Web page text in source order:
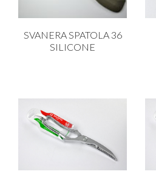
SVANERA SPATOLA 36
SILICONE